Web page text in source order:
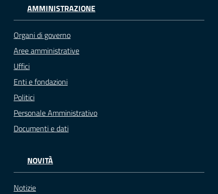
AMMINISTRAZIONE
Organi di governo
Aree amministrative
Uffici
Enti e fondazioni
Politici
Personale Amministrativo
Documenti e dati
NOVITÀ
Notizie